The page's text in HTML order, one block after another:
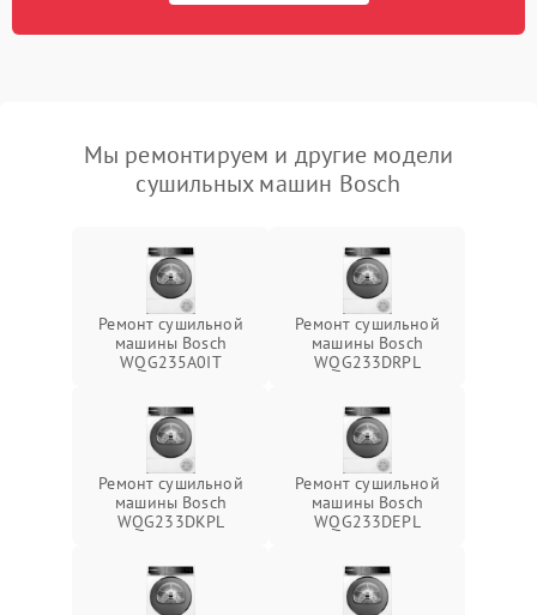
Мы ремонтируем и другие модели
сушильных машин Bosch
Ремонт сушильной
машины Bosch
WQG235A0IT
Ремонт сушильной
машины Bosch
WQG233DRPL
Ремонт сушильной
машины Bosch
WQG233DKPL
Ремонт сушильной
машины Bosch
WQG233DEPL